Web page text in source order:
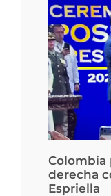
Colombia
derecha
Espriella